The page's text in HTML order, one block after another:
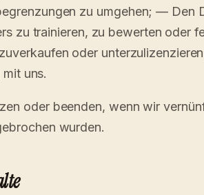
zu umgehen; — Den
zu trainieren, zu bewerten oder
oder
uns.
oder beenden, wenn wir
wurden.